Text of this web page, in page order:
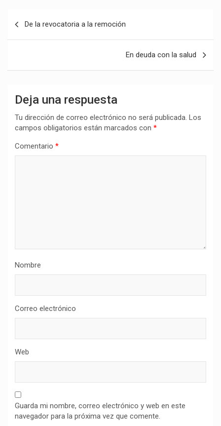
De la revocatoria a la remoción
En deuda con la salud
Deja una respuesta
Tu dirección de correo electrónico no será publicada. Los
campos obligatorios están marcados con *
Comentario *
Nombre
Correo electrónico
Web
Guarda mi nombre, correo electrónico y web en este
navegador para la próxima vez que comente.